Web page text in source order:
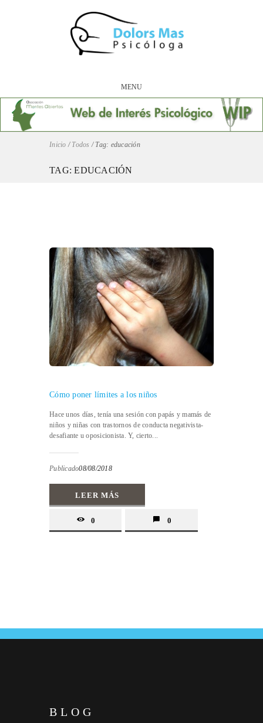
MENU
Inicio / Todos / Tag: educación
TAG: EDUCACIÓN
Cómo poner límites a los niños
Hace unos días, tenía una sesión con papás y mamás de
niños y niñas con trastornos de conducta negativista-
desafiante u oposicionista. Y, cierto...
Publicado08/08/2018
LEER MÁS
0 0
BLOG